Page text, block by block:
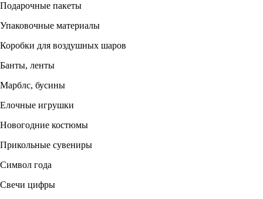
Подарочные пакеты
Упаковочные материалы
Коробки для воздушных шаров
Банты, ленты
Марблс, бусины
Елочные игрушки
Новогодние костюмы
Прикольные сувениры
Символ года
Свечи цифры